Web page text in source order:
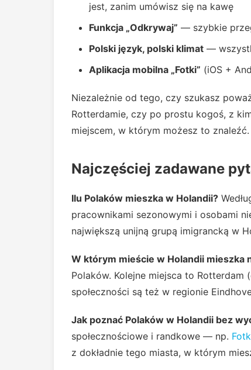
jest, zanim umówisz się na kawę
Funkcja „Odkrywaj” — szybkie
Polski język, polski klimat —
Aplikacja mobilna „Fotki” (iOS +
Niezależnie od tego, czy szukasz
Rotterdamie, czy po prostu kogoś, z
miejscem, w którym możesz to znaleźć.
Najczęściej zadawane
Ilu Polaków mieszka w Holandii?
pracownikami sezonowymi i osobami
największą unijną grupą imigrancką w
W którym mieście w Holandii mieszka
Polaków. Kolejne miejsca to
społeczności są też w regionie
Jak poznać Polaków w Holandii bez
społecznościowe i randkowe — np.
z dokładnie tego miasta, w którym